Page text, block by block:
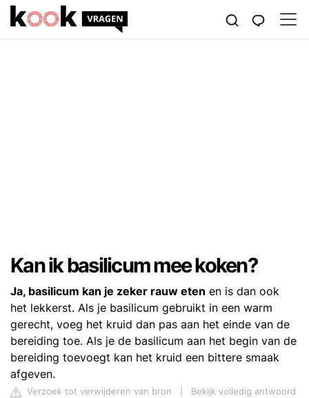
Kan ik basilicum mee koken?
Ja, basilicum kan je zeker rauw eten en is dan ook
het lekkerst. Als je basilicum gebruikt in een warm
gerecht, voeg het kruid dan pas aan het einde van de
bereiding toe. Als je de basilicum aan het begin van de
bereiding toevoegt kan het kruid een bittere smaak
afgeven.
Verzoek tot verwijderen van bron
Bekijk volledig antwoord